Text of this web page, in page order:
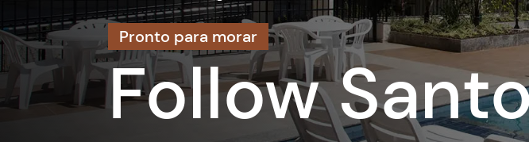
Pronto para morar
Follow